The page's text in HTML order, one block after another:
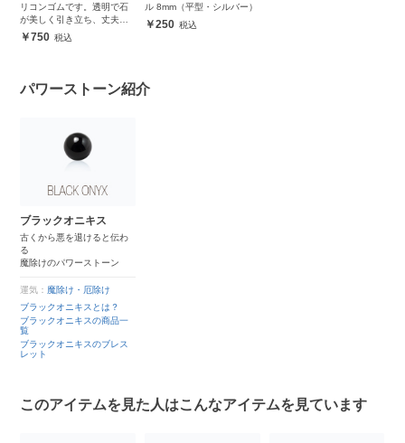
リコンゴムです。透明で石
が美しく引き立ち、丈夫で
安心750
ル 8mm（平型・シルバー）
250
パワーストーン紹介
ブラックオニキス
古くから悪を退けると伝わ
る
魔除けのパワーストーン
運気： 魔除け・厄除け
ブラックオニキスとは？
ブラックオニキスの商品一
覧
ブラックオニキスのブレス
レット
このアイテムを見た人はこんなアイテムを見ています